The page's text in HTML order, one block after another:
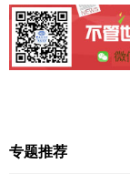
专题推荐